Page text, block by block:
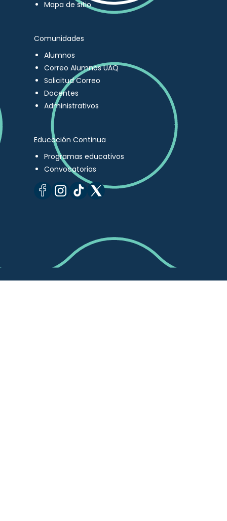
Mapa de sitio
Comunidades
Alumnos
Correo Alumnos UAQ
Solicitud Correo
Docentes
Administrativos
Educación Continua
Programas educativos
Convocatorias